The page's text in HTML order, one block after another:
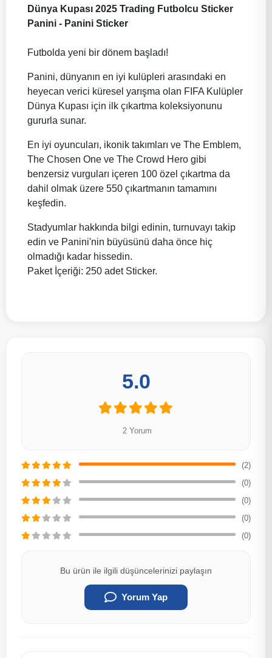
Dünya Kupası 2025 Trading Futbolcu Sticker
Panini - Panini Sticker
Futbolda yeni bir dönem başladı!
Panini, dünyanın en iyi kulüpleri arasındaki en
heyecan verici küresel yarışma olan FIFA Kulüpler
Dünya Kupası için ilk çıkartma koleksiyonunu
gururla sunar.
En iyi oyuncuları, ikonik takımları ve The Emblem,
The Chosen One ve The Crowd Hero gibi
benzersiz vurguları içeren 100 özel çıkartma da
dahil olmak üzere 550 çıkartmanın tamamını
keşfedin.
Stadyumlar hakkında bilgi edinin, turnuvayı takip
edin ve Panini'nin büyüsünü daha önce hiç
olmadığı kadar hissedin.
Paket İçeriği: 250 adet Sticker.
5.0
2 Yorum
(2)
(0)
(0)
(0)
(0)
Bu ürün ile ilgili düşüncelerinizi paylaşın
Yorum Yap